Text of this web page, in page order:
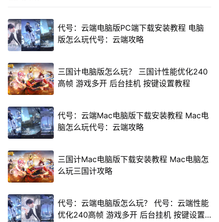
代号：云端电脑版PC端下载安装教程 电脑
版怎么玩代号：云端攻略
三国计电脑版怎么玩？ 三国计性能优化240
高帧 游戏多开 后台挂机 按键设置教程
代号：云端Mac电脑版下载安装教程 Mac电
脑怎么玩代号：云端攻略
三国计Mac电脑版下载安装教程 Mac电脑怎
么玩三国计攻略
代号：云端电脑版怎么玩？ 代号：云端性能
优化240高帧 游戏多开 后台挂机 按键设置